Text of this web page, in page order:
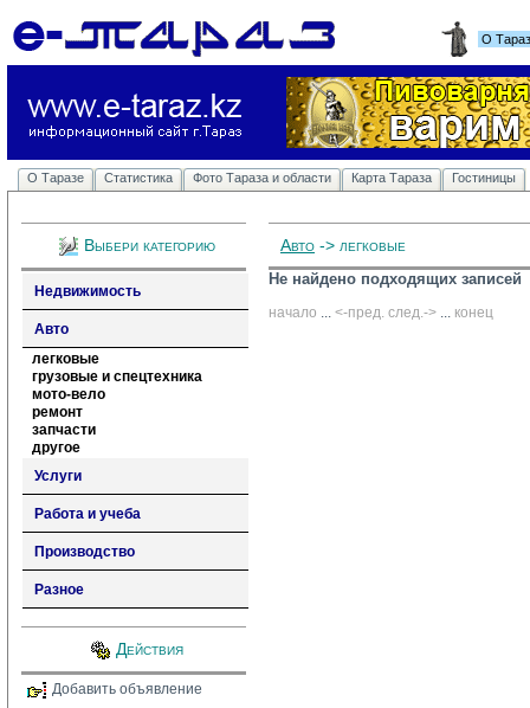
О
О Таразе Статистика Фото Тараза и области Карта Тараза Гостиницы
Выбери категорию
Недвижимость
Авто
легковые
грузовые и спецтехника
мото-вело
ремонт
запчасти
другое
Услуги
Работа и учеба
Производство
Разное
Действия
Добавить объявление
Авто -> легковые
Не найдено подходящих записей
начало ... <-пред. след.-> ... конец